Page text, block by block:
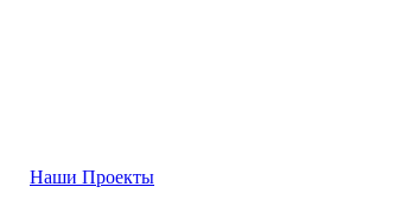
Наши Проекты